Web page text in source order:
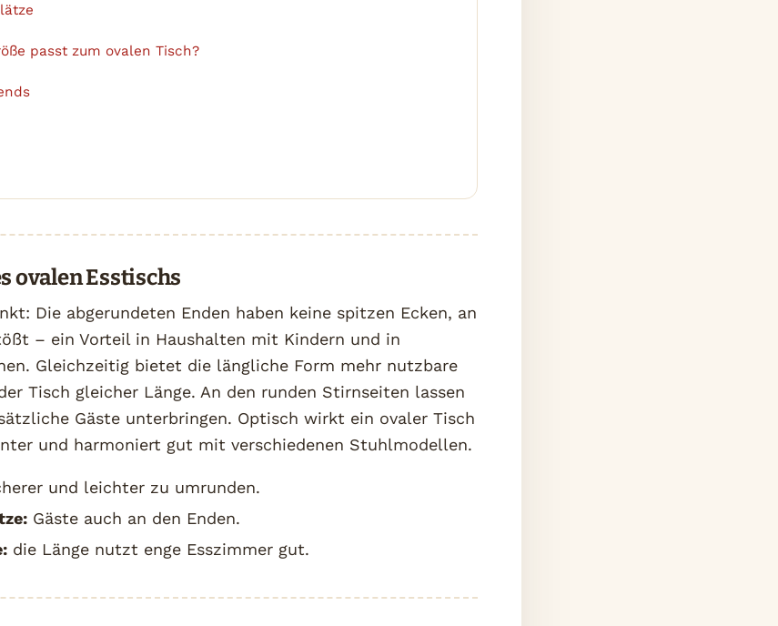
passt zum ovalen Tisch?
ovalen Esstischs
Die abgerundeten Enden haben keine spitzen Ecken, an
– ein Vorteil in Haushalten mit Kindern und in
Gleichzeitig bietet die längliche Form mehr nutzbare
Tisch gleicher Länge. An den runden Stirnseiten lassen
Gäste unterbringen. Optisch wirkt ein ovaler Tisch
und harmoniert gut mit verschiedenen Stuhlmodellen.
und leichter zu umrunden.
Gäste auch an den Enden.
die Länge nutzt enge Esszimmer gut.